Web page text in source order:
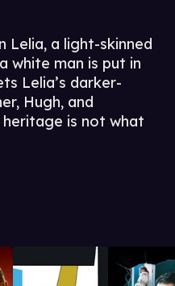
Lelia, a light-skinned
white man is put in
Lelia’s darker-
Hugh, and
is not what